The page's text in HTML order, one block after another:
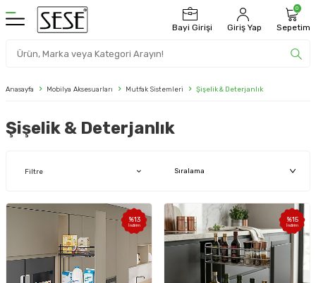
Bayi Girişi Giriş Yap
0
Sepetim
Anasayfa Mobilya Aksesuarları Mutfak Sistemleri Şişelik & Deterjanlık
Şişelik & Deterjanlık
Filtre
%13
İndirim
%15
İndirim